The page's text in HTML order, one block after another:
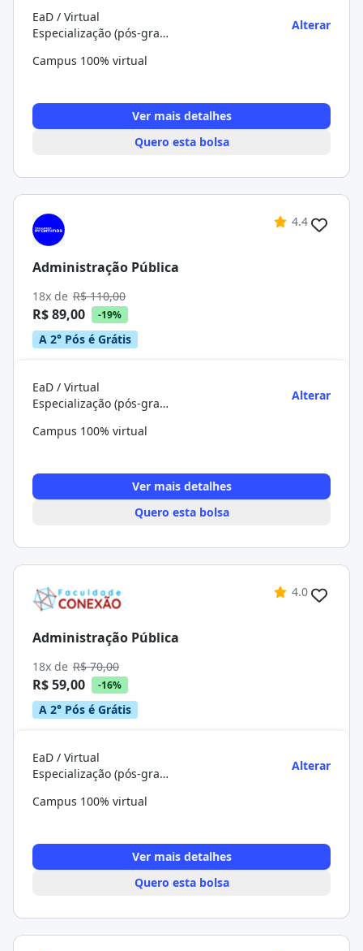
EaD / Virtual
Especialização (pós-graduação)
Alterar
Campus 100% virtual
Ver mais detalhes
Quero esta bolsa
4.4
Administração Pública
18x de R$ 110,00
R$ 89,00 -19%
A 2° Pós é Grátis
EaD / Virtual
Especialização (pós-graduação)
Alterar
Campus 100% virtual
Ver mais detalhes
Quero esta bolsa
4.0
Administração Pública
18x de R$ 70,00
R$ 59,00 -16%
A 2° Pós é Grátis
EaD / Virtual
Especialização (pós-graduação)
Alterar
Campus 100% virtual
Ver mais detalhes
Quero esta bolsa